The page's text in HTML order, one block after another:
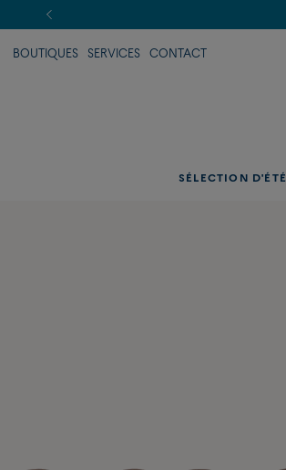
BOUTIQUES SERVICES CONTACT
SÉLECTION D'ÉTÉ